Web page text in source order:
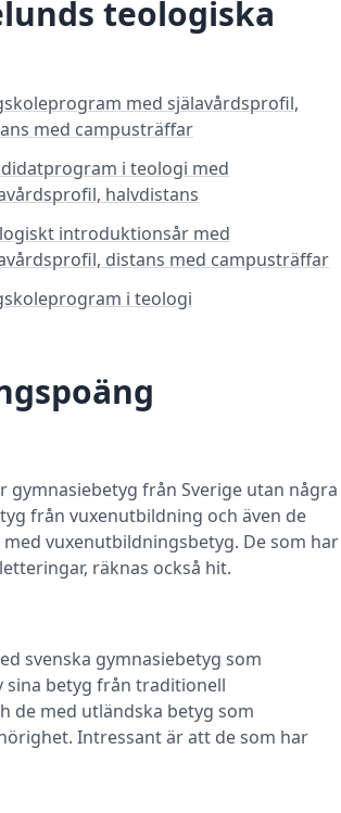
teologiska
med själavårdsprofil,
med campusträffar
i teologi med
halvdistans
introduktionsår med
distans med campusträffar
i teologi
från Sverige utan några
från vuxenutbildning och även de
vuxenutbildningsbetyg. De som har
räknas också hit.
svenska gymnasiebetyg som
sina betyg från traditionell
de med utländska betyg som
Intressant är att de som har